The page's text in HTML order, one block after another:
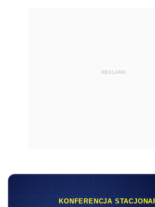
REKLAMA
KONFERENCJA